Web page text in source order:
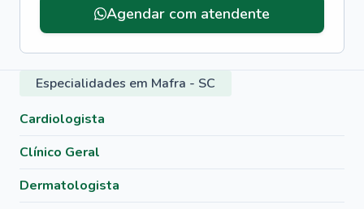
Agendar com atendente
Especialidades em Mafra - SC
Cardiologista
Clínico Geral
Dermatologista